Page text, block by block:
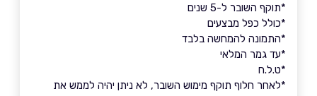
*תוקף השובר ל-5 שנים
*כולל כפל מבצעים
*התמונה להמחשה בלבד
*עד גמר המלאי
*ט.ל.ח
*לאחר חלוף תוקף מימוש השובר, לא ניתן יהיה לממש את